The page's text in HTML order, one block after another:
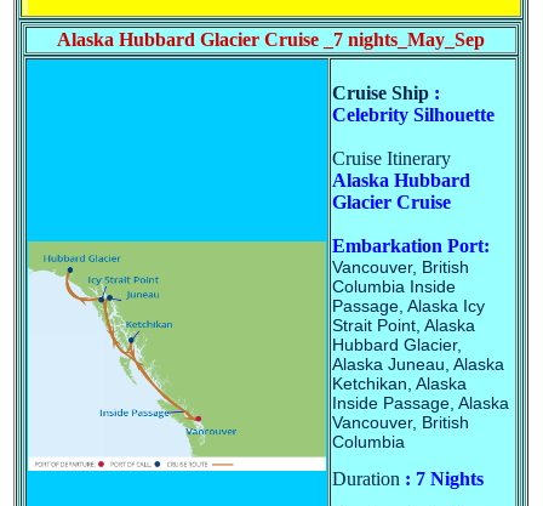
Alaska Hubbard Glacier Cruise _7 nights_May_Sep
Cruise Ship :
Celebrity Silhouette
Cruise Itinerary
Alaska Hubbard
Glacier Cruise
Embarkation Port:
Vancouver, British
Columbia Inside
Passage, Alaska Icy
Strait Point, Alaska
Hubbard Glacier,
Alaska Juneau, Alaska
Ketchikan, Alaska
Inside Passage, Alaska
Vancouver, British
Columbia
Duration : 7 Nights